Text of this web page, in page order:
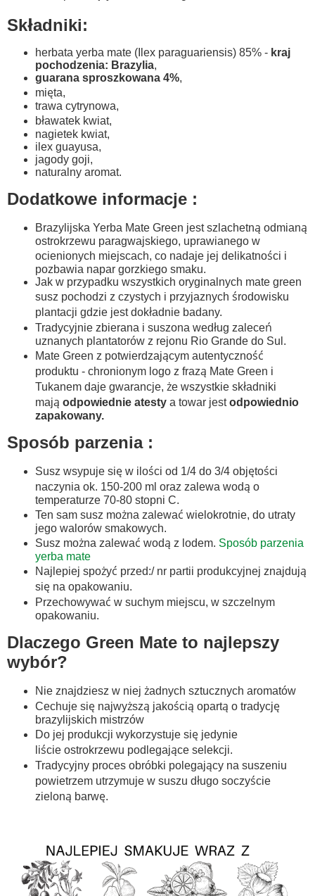
Składniki:
herbata yerba mate (Ilex paraguariensis) 85% - kraj
pochodzenia: Brazylia,
guarana sproszkowana 4%,
mięta,
trawa cytrynowa,
bławatek kwiat,
nagietek kwiat,
ilex guayusa,
jagody goji,
naturalny aromat.
Dodatkowe informacje :
Brazylijska Yerba Mate Green jest szlachetną odmianą
ostrokrzewu paragwajskiego, uprawianego w
ocienionych miejscach, co nadaje jej delikatności i
pozbawia napar gorzkiego smaku.
Jak w przypadku wszystkich oryginalnych mate green
susz pochodzi z czystych i przyjaznych środowisku
plantacji gdzie jest dokładnie badany.
Tradycyjnie zbierana i suszona według zaleceń
uznanych plantatorów z rejonu Rio Grande do Sul.
Mate Green z potwierdzającym autentyczność
produktu - chronionym logo z frazą Mate Green i
Tukanem daje gwarancje, że wszystkie składniki
mają odpowiednie atesty a towar jestodpowiednio
zapakowany.
Sposób parzenia :
Susz wsypuje się w ilości od 1/4 do 3/4 objętości
naczynia ok. 150-200 ml oraz zalewa wodą o
temperaturze 70-80 stopni C.
Ten sam susz można zalewać wielokrotnie, do utraty
jego walorów smakowych.
Susz można zalewać wodą z lodem. Sposób parzenia
yerba mate
Najlepiej spożyć przed:/ nr partii produkcyjnej znajdują
się na opakowaniu.
Przechowywać w suchym miejscu, w szczelnym
opakowaniu.
Dlaczego Green Mate to najlepszy
wybór?
Nie znajdziesz w niej żadnych sztucznych aromatów
Cechuje się najwyższą jakością opartą o tradycję
brazylijskich mistrzów
Do jej produkcji wykorzystuje się jedynie
liście ostrokrzewu podlegające selekcji.
Tradycyjny proces obróbki polegający na suszeniu
powietrzem utrzymuje w suszu długo soczyście
zieloną barwę.